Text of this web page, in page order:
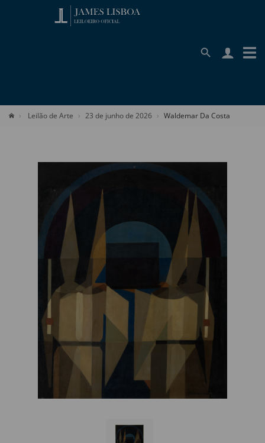
Leilão de Arte 23 de junho de 2026 Waldemar Da Costa